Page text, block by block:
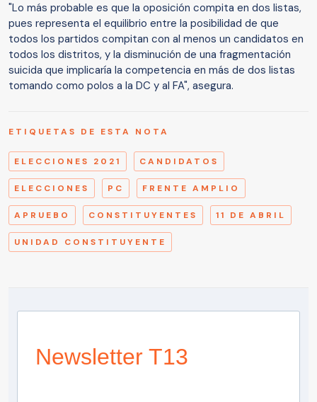
"Lo más probable es que la oposición compita en dos listas,
pues representa el equilibrio entre la posibilidad de que
todos los partidos compitan con al menos un candidatos en
todos los distritos, y la disminución de una fragmentación
suicida que implicaría la competencia en más de dos listas
tomando como polos a la DC y al FA", asegura.
ETIQUETAS DE ESTA NOTA
ELECCIONES 2021 CANDIDATOS
ELECCIONES PC FRENTE AMPLIO
APRUEBO CONSTITUYENTES 11 DE ABRIL
UNIDAD CONSTITUYENTE
Newsletter T13